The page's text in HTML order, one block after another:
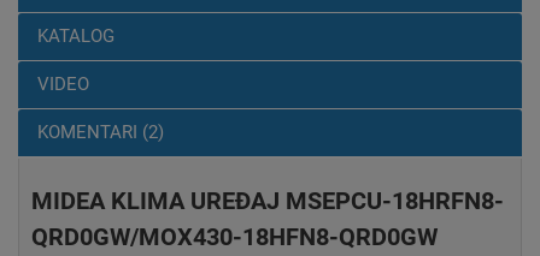
KATALOG
VIDEO
KOMENTARI (2)
MIDEA KLIMA UREĐAJ MSEPCU-18HRFN8-
QRD0GW/MOX430-18HFN8-QRD0GW